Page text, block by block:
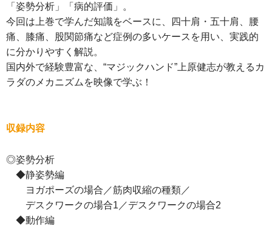
「姿勢分析」「病的評価」。
今回は上巻で学んだ知識をベースに、四十肩・五十肩、腰
痛、膝痛、股関節痛など症例の多いケースを用い、実践的
に分かりやすく解説。
国内外で経験豊富な、“マジックハンド”上原健志が教えるカ
ラダのメカニズムを映像で学ぶ！
収録内容
◎姿勢分析
◆静姿勢編
ヨガポーズの場合／筋肉収縮の種類／
デスクワークの場合1／デスクワークの場合2
◆動作編